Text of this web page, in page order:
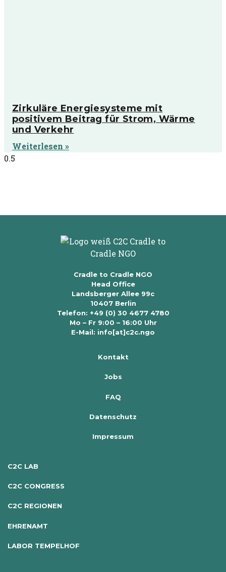
Zirkuläre Energiesysteme mit
positivem Beitrag für Strom, Wärme
und Verkehr
Weiterlesen »
Cradle to Cradle NGO
Head Office
Landsberger Allee 99c
10407 Berlin
Telefon: +49 (0) 30 4677 4780
Mo – Fr 9:00 – 16:00 Uhr
E-Mail: info[at]c2c.ngo
Kontakt
Jobs
FAQ
Datenschutz
Impressum
C2C LAB
C2C CONGRESS
C2C REGIONEN
EHRENAMT
LABOR TEMPELHOF